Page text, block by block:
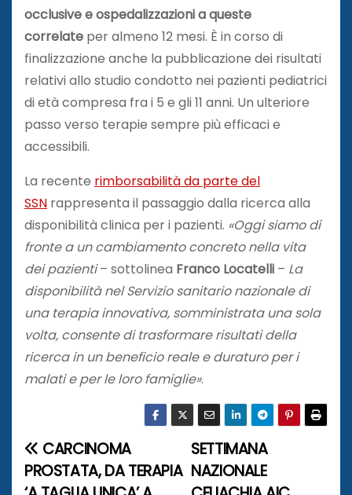
occlusive e ospedalizzazioni a queste
correlate per almeno 12 mesi. È in corso di
finalizzazione anche la pubblicazione dei risultati
relativi allo studio condotto nei pazienti pediatrici
di età compresa fra i 5 e gli 11 anni. Un ulteriore
passo verso terapie sempre più efficaci e
accessibili.
La recente rimborsabilità da parte del
SSN rappresenta il passaggio dalla ricerca alla
disponibilità clinica per i pazienti. «Oggi siamo di
fronte a un cambiamento concreto nella vita
dei pazienti– sottolinea Franco Locatelli – La
disponibilità nel Servizio sanitario nazionale di
una terapia innovativa, somministrata una sola
volta, consente di trasformare risultati della
ricerca in un beneficio reale e duraturo per i
malati e per le loro famiglie».
N
a
SETTIMANA
NAZIONALE
CARCINOMA
PROSTATA, DA TERAPIA